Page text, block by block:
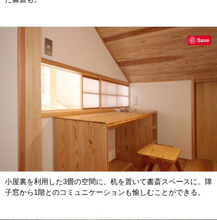
小屋裏を利用した3畳の空間に、机を置いて書斎スペースに。障
子窓から1階とのコミュニケーションも愉しむことができる。
Save